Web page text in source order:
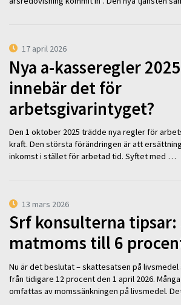
17 april 2026
Nya a-kasseregler
innebär det för
arbetsgivarintyget?
Den 1 oktober 2025 trädde nya regler för
kraft. Den största förändringen är att
inkomst i stället för arbetad tid. Syftet med …
13 mars 2026
Srf konsulterna tipsar:
matmoms till 6
Nu är det beslutat – skattesatsen på
från tidigare 12 procent den 1 april 2026.
omfattas av momssänkningen på livsmedel.